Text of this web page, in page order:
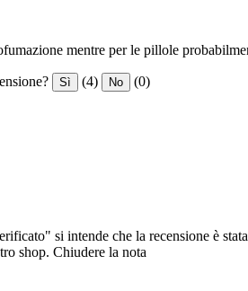
mentre per le pillole
Sì (4) No (0)
si intende che la recensione è
shop. Chiudere la nota